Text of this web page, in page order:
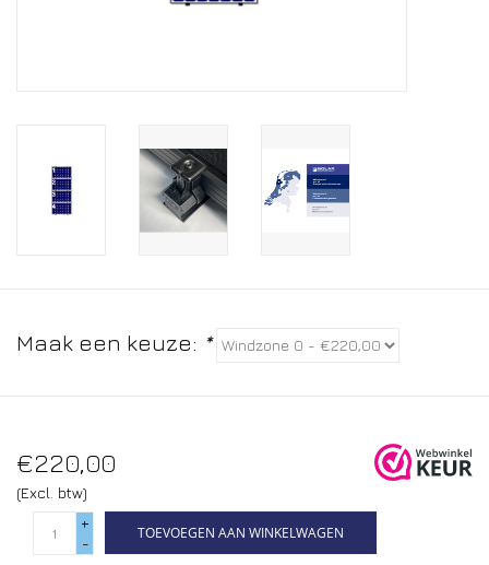
Maak een keuze: *
€220,00
(Excl. btw)
+
-
TOEVOEGEN AAN WINKELWAGEN